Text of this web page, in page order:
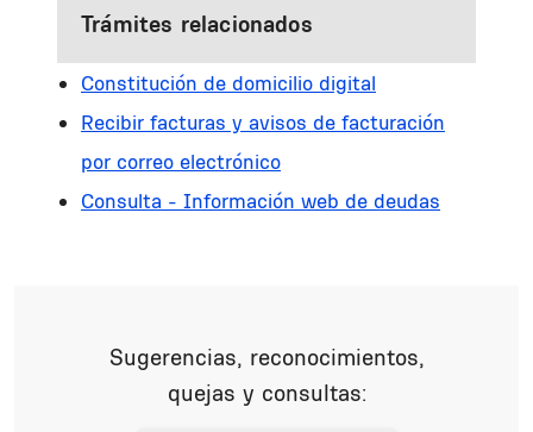
Trámites relacionados
Constitución de domicilio digital
Recibir facturas y avisos de facturación
por correo electrónico
Consulta - Información web de deudas
Sugerencias, reconocimientos,
quejas y consultas: